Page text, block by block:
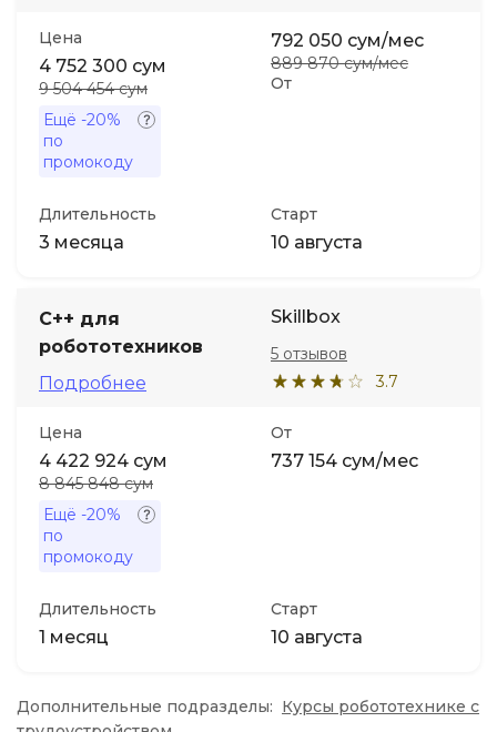
Цена
4 752 300 сум
9 504 454 сум
Ещё -20%
по
промокоду
От
792 050 сум/мес
889 870 сум/мес
Длительность
3 месяца
Старт
10 августа
C++ для
робототехников
Подробнее
Skillbox
3.7
5 отзывов
Цена
4 422 924 сум
8 845 848 сум
Ещё -20%
по
промокоду
От
737 154 сум/мес
Длительность
1 месяц
Старт
10 августа
Дополнительные подразделы: Курсы робототехнике с